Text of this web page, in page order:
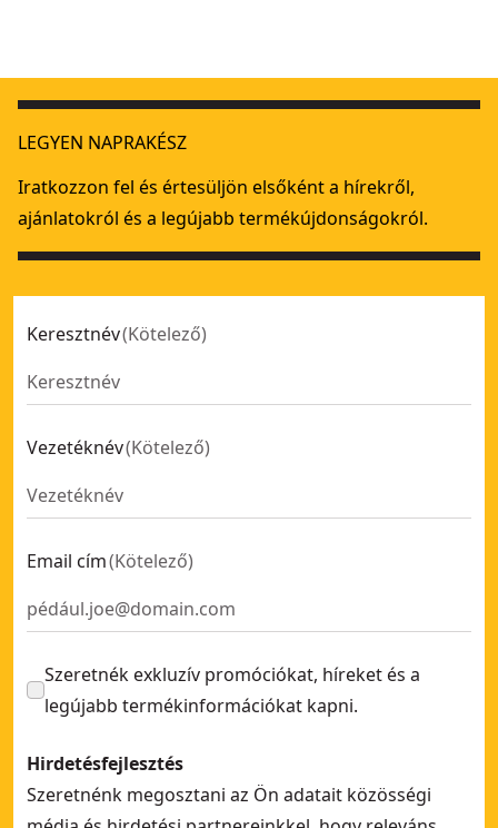
18V XR kefe nélküli multitool 2 × 5 Ah akkumulátorral és
18V akkumulátoros, kefe nélküli, oszcilláló multitool
18V XR kefe nélküli multitool, akkumulátor és töltő nélkül,
LEGYEN NAPRAKÉSZ
Iratkozzon fel és értesüljön elsőként a hírekről,
ajánlatokról és a legújabb termékújdonságokról.
Keresztnév(Kötelező)
Vezetéknév(Kötelező)
Email cím(Kötelező)
Szeretnék exkluzív promóciókat, híreket és a
legújabb termékinformációkat kapni.
Hirdetésfejlesztés
Szeretnénk megosztani az Ön adatait közösségi